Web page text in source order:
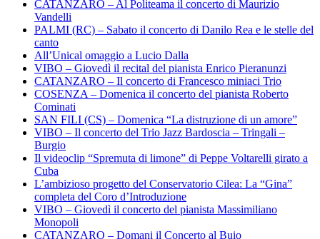
CATANZARO – Al Politeama il concerto di Maurizio
Vandelli
PALMI (RC) – Sabato il concerto di Danilo Rea e le stelle del
canto
All’Unical omaggio a Lucio Dalla
VIBO – Giovedì il recital del pianista Enrico Pieranunzi
CATANZARO – Il concerto di Francesco miniaci Trio
COSENZA – Domenica il concerto del pianista Roberto
Cominati
SAN FILI (CS) – Domenica “La distruzione di un amore”
VIBO – Il concerto del Trio Jazz Bardoscia – Tringali –
Burgio
Il videoclip “Spremuta di limone” di Peppe Voltarelli girato a
Cuba
L’ambizioso progetto del Conservatorio Cilea: La “Gina”
completa del Coro d’Introduzione
VIBO – Giovedì il concerto del pianista Massimiliano
Monopoli
CATANZARO – Domani il Concerto al Buio